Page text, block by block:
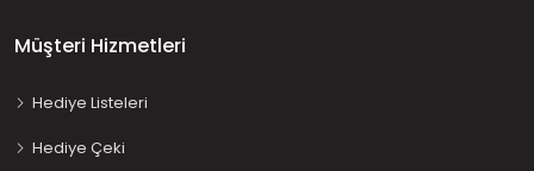
Müşteri Hizmetleri
Hediye Listeleri
Hediye Çeki